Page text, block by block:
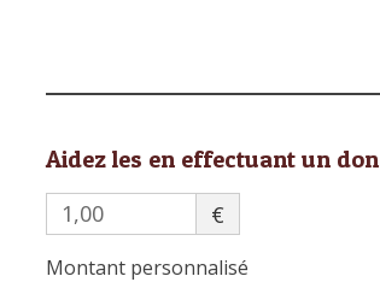
Aidez les en effectuant un don
€
Montant personnalisé